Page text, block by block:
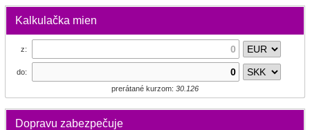
Kalkulačka mien
z:
do:
prerátané kurzom: 30.126
Dopravu zabezpečuje